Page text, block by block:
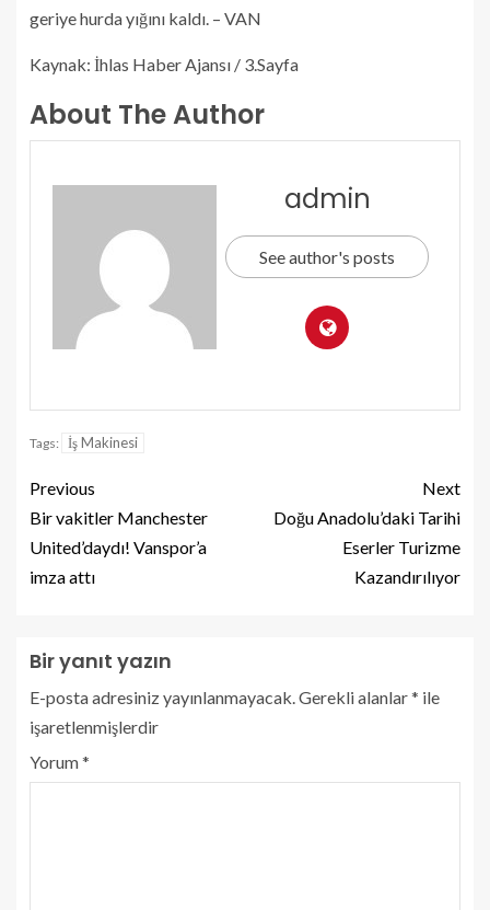
geriye hurda yığını kaldı. – VAN
Kaynak: İhlas Haber Ajansı / 3.Sayfa
About The Author
admin
See author's posts
Tags: İş Makinesi
Previous
Bir vakitler Manchester
United’daydı! Vanspor’a
imza attı
Next
Doğu Anadolu’daki Tarihi
Eserler Turizme
Kazandırılıyor
Bir yanıt yazın
E-posta adresiniz yayınlanmayacak. Gerekli alanlar* ile
işaretlenmişlerdir
Yorum*